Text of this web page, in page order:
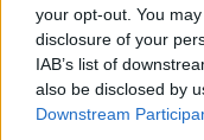
your opt-out. You
disclosure of your
IAB’s list of
also be disclosed by
Downstream
#TAGS
Κάταγμα,